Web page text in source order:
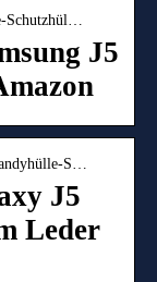
Schutzhül…
J5
S…
J5
Leder